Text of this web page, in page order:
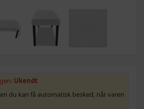
Ukendt
du kan få automatisk besked, når varen